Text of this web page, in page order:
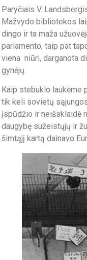
Paryčiais V.
Mažvydo bibliotekos
dingo ir ta maža
parlamento, taip pat
viena niūri, darganota
gynėjų.
Kaip stebuklo laukėme
tik keli sovietų
įspūdžio ir neišsklaidė
daugybę sužeistųjų ir
šimtąjį kartą dainavo